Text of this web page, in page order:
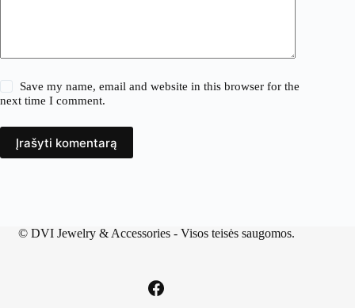
Save my name, email and website in this browser for the
next time I comment.
Įrašyti komentarą
© DVI Jewelry & Accessories- Visos teisės saugomos.